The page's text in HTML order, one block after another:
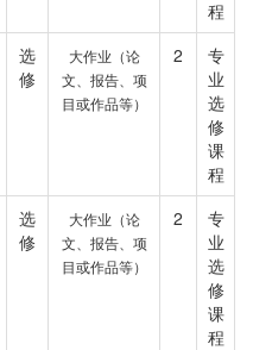
程
选
修
大作业（论
文、报告、项
目或作品等）
2
专
业
选
修
课
程
选
修
大作业（论
文、报告、项
目或作品等）
2
专
业
选
修
课
程